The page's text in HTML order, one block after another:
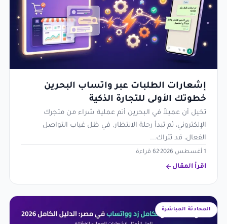
إشعارات الطلبات عبر واتساب البحرين
خطوتك الأولى للتجارة الذكية
تخيل أن عميلاً في البحرين أتم عملية شراء من متجرك
الإلكتروني، ثم تبدأ رحلة الانتظار. في ظل غياب التواصل
الفعال، قد تتراك...
1 أغسطس 2026 ·62 قراءة
اقرأ المقال
المحادثة المباشرة